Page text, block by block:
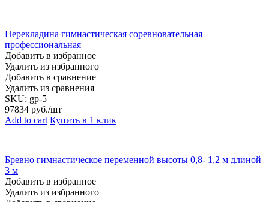
Перекладина гимнастическая соревновательная
профессиональная
Добавить в избранное
Удалить из избранного
Добавить в сравнение
Удалить из сравнения
SKU: gp-5
97834 руб./шт
Add to cart Купить в 1 клик
Бревно гимнастическое переменной высоты 0,8- 1,2 м длиной
3 м
Добавить в избранное
Удалить из избранного